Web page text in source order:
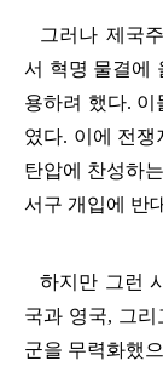
그러나 제국
서 혁명 물결에
용하려 했다. 이
였다. 이에 전쟁
탄압에 찬성하
서구 개입에 반
하지만 그런
국과 영국, 그
군을 무력화했